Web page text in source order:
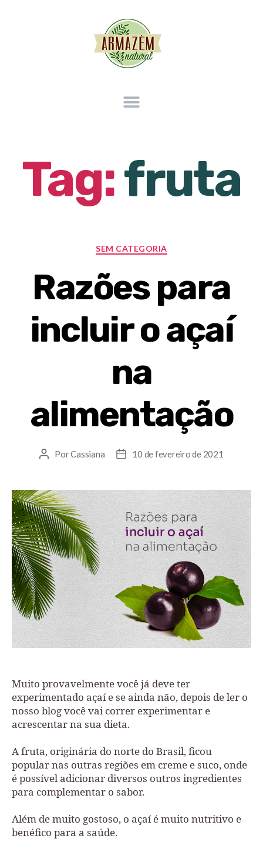
Tag:fruta
SEM CATEGORIA
Razões para
incluir o açaí
na
alimentação
PorCassiana 10 de fevereiro de 2021
Muito provavelmente você já deve ter
experimentado açaí e se ainda não, depois de ler o
nosso blog você vai correr experimentar e
acrescentar na sua dieta.
A fruta, originária do norte do Brasil, ficou
popular nas outras regiões em creme e suco, onde
é possível adicionar diversos outros ingredientes
para complementar o sabor.
Além de muito gostoso, o açaí é muito nutritivo e
benéfico para a saúde.